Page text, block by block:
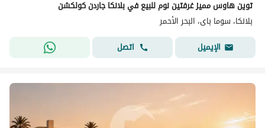
توين هاوس مميز غرفتين نوم للبيع في بلانكا جاردن كولكشن
بلانكا، سوما باى، البحر الأحمر
الإيميل
اتصل